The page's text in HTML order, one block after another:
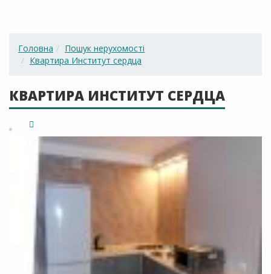
Головна
Пошук нерухомості
Квартира Институт сердца
КВАРТИРА ИНСТИТУТ СЕРДЦА